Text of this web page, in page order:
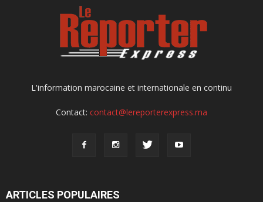
L'information marocaine et internationale en continu
Contact: contact@lereporterexpress.ma
ARTICLES POPULAIRES